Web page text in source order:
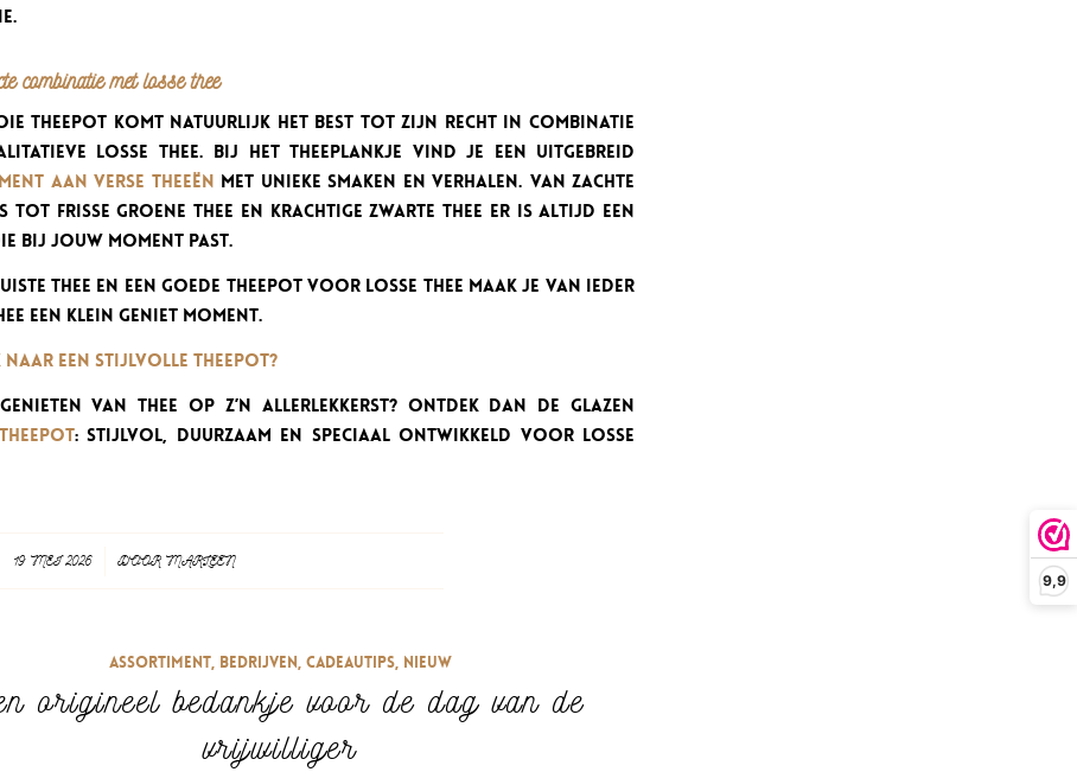
9,9
combinatie met losse thee
theepot komt natuurlijk het best tot zijn recht in combinatie
losse thee. Bij Het Theeplankje vind je een uitgebreid
aan verse theeën met unieke smaken en verhalen. Van zachte
tot frisse groene thee en krachtige zwarte thee er is altijd een
bij jouw moment past.
thee en een goede theepot voor losse thee maak je van ieder
een klein geniet moment.
naar een stijlvolle theepot?
van thee op z’n allerlekkerst? Ontdek dan de glazen
: stijlvol, duurzaam en speciaal ontwikkeld voor losse
19 MEI 2026
/ DOORMARLEEN
Assortiment, Bedrijven, Cadeautips, Nieuw
origineel bedankje voor de dag van de
vrijwilliger